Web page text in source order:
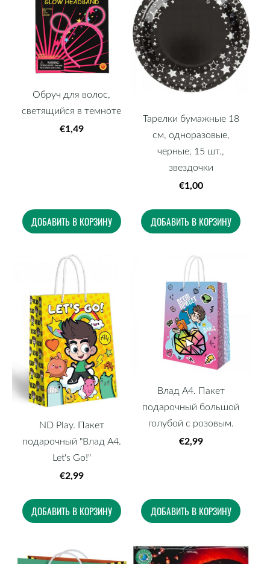
Обруч для волос,
светящийся в темноте
€1,49
ДОБАВИТЬ В КОРЗИНУ
Тарелки бумажные 18
см, одноразовые,
черные, 15 шт.,
звездочки
€1,00
ДОБАВИТЬ В КОРЗИНУ
ND Play. Пакет
подарочный "Влад А4.
Let's Go!"
€2,99
ДОБАВИТЬ В КОРЗИНУ
Влад А4. Пакет
подарочный большой
голубой с розовым.
€2,99
ДОБАВИТЬ В КОРЗИНУ